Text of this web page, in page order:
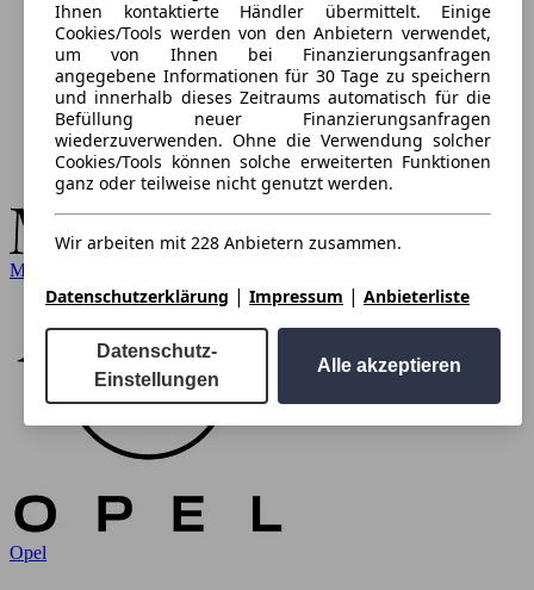
Mercedes-Benz
Opel
Ihnen kontaktierte Händler übermittelt. Einige
Cookies/Tools werden von den Anbietern verwendet,
um von Ihnen bei Finanzierungsanfragen
angegebene Informationen für 30 Tage zu speichern
und innerhalb dieses Zeitraums automatisch für die
Befüllung neuer Finanzierungsanfragen
wiederzuverwenden. Ohne die Verwendung solcher
Cookies/Tools können solche erweiterten Funktionen
ganz oder teilweise nicht genutzt werden.
Wir arbeiten mit 228 Anbietern zusammen.
Datenschutzerklärung | Impressum | Anbieterliste
Datenschutz-
Einstellungen
Alle akzeptieren